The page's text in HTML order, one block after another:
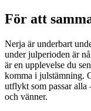
För att
Nerja är underbart
under julperioden är
är en upplevelse du
komma i julstämning.
utflykt som passar
och vänner.